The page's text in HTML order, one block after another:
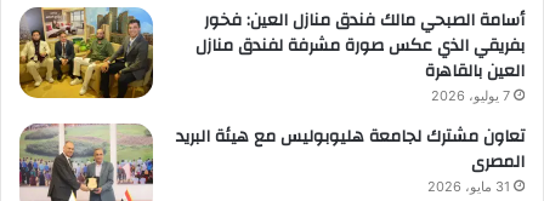
أسامة الصبحي مالك فندق منازل العين: فخور
بفريقي الذي عكس صورة مشرفة لفندق منازل
العين بالقاهرة
7 يوليو، 2026
تعاون مشترك لجامعة هليوبوليس مع هيئة البريد
المصرى
31 مايو، 2026